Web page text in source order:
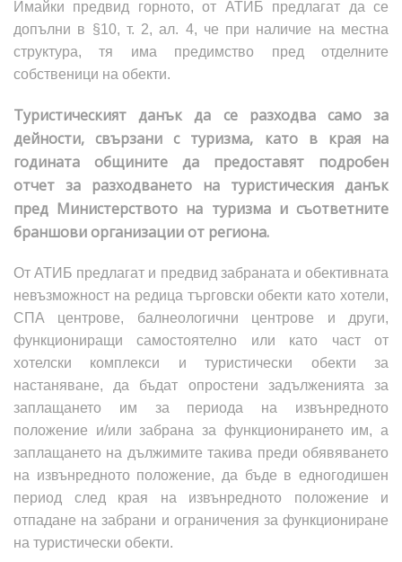
Имайки предвид горното,от АТИБ предлагат да се
допълни в §10, т. 2, ал. 4, че при наличие на местна
структура, тя има предимство пред отделните
собственици на обекти.
Туристическият данък да се разходва само за
дейности, свързани с туризма, като в края на
годината общините да предоставят подробен
отчет за разходването на туристическия данък
пред Министерството на туризма и съответните
браншови организации от региона.
От АТИБ предлагат и предвид забраната и обективната
невъзможност на редица търговски обекти като хотели,
СПА центрове, балнеологични центрове и други,
функциониращи самостоятелно или като част от
хотелски комплекси и туристически обекти за
настаняване, да бъдат опростени задълженията за
заплащането им за периода на извънредното
положение и/или забрана за функционирането им, а
заплащането на дължимите такива преди обявяването
на извънредното положение, да бъде в едногодишен
период след края на извънредното положение и
отпадане на забрани и ограничения за функциониране
на туристически обекти.